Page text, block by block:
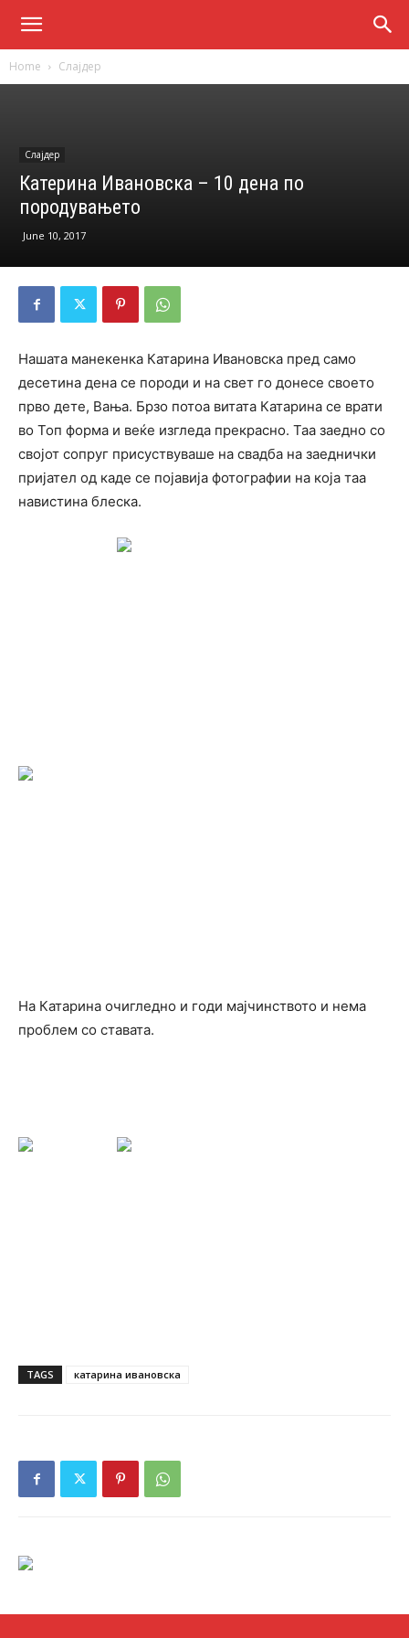
Home Слајдер
Слајдер
Катерина Ивановска – 10 дена по
породувањето
June 10, 2017
Нашата манекенка Катарина Ивановска пред само
десетина дена се породи и на свет го донесе своето
прво дете, Вања. Брзо потоа витата Катарина се врати
во Топ форма и веќе изгледа прекрасно. Таа заедно со
својот сопруг присуствуваше на свадба на заеднички
пријател од каде се појавија фотографии на која таа
навистина блеска.
На Катарина очигледно и годи мајчинството и нема
проблем со ставата.
TAGS катарина ивановска